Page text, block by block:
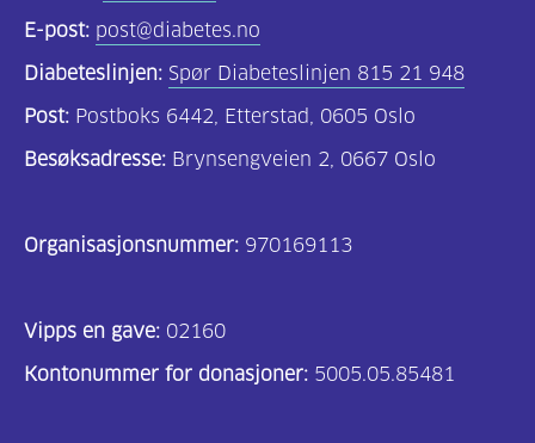
E-post: post@diabetes.no
Diabeteslinjen: Spør Diabeteslinjen 815 21 948
Post: Postboks 6442, Etterstad, 0605 Oslo
Besøksadresse: Brynsengveien 2, 0667 Oslo
Organisasjonsnummer: 970169113
Vipps en gave: 02160
Kontonummer for donasjoner: 5005.05.85481